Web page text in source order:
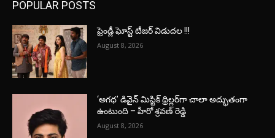
POPULAR POSTS
ఫ్రెండ్లీ ఘోస్ట్ టీజర్ విడుదల !!!
August 8, 2026
‘అగధ’ డివైన్ మిస్టిక్ థ్రిల్లర్‌గా చాలా అద్భుతంగా
ఉంటుంది – హీరో శ్రవణ్ రెడ్డి
August 8, 2026